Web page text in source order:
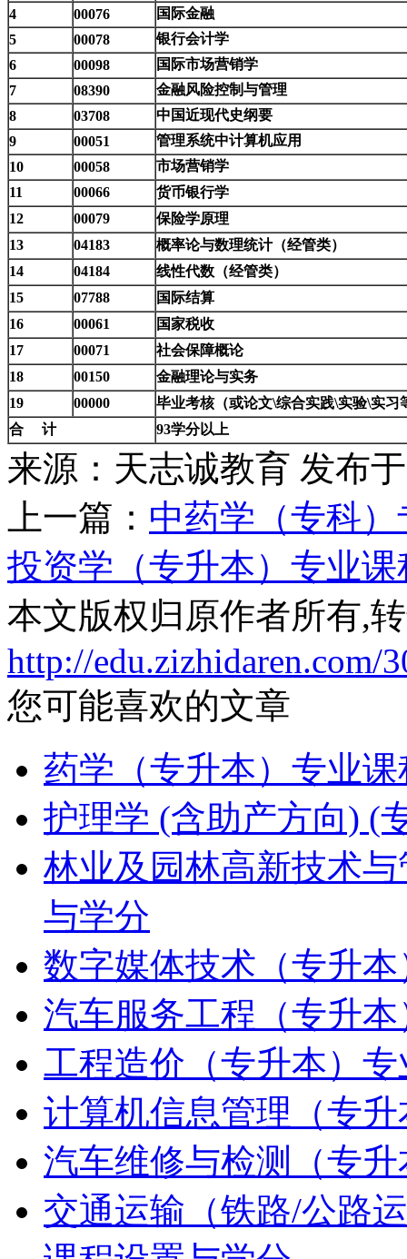
4
00076
国际金融
5
00078
银行会计学
6
00098
国际市场营销学
7
08390
金融风险控制与管理
8
03708
中国近现代史纲要
9
00051
管理系统中计算机应用
10
00058
市场营销学
11
00066
货币银行学
12
00079
保险学原理
13
04183
概率论与数理统计（经管类）
14
04184
线性代数（经管类）
15
07788
国际结算
16
00061
国家税收
17
00071
社会保障概论
18
00150
金融理论与实务
19
00000
毕业考核（或论文\综合实践\实验\实习
合 计
93学分以上
来源：天志诚教育 发布
上一篇： 中药学（专科
投资学（专升本）专业
本文版权归原作者所有,
http://edu.zizhidaren.com/
您可能喜欢的文章
药学（专升本）专业
护理学 (含助产方向) (
林业及园林高新技术
与学分
数字媒体技术（专升
汽车服务工程（专升
工程造价（专升本）
计算机信息管理（专
汽车维修与检测（专
交通运输（铁路/公路